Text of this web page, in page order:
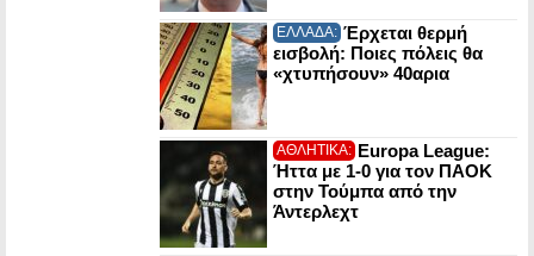
ΕΛΛΑΔΑ: Έρχεται θερμή
εισβολή: Ποιες πόλεις θα
«χτυπήσουν» 40αρια
ΑΘΛΗΤΙΚΑ: Europa League:
Ήττα με 1-0 για τον ΠΑΟΚ
στην Τούμπα από την
Άντερλεχτ